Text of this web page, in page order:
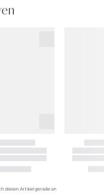
diesen Artikel gerade an